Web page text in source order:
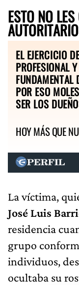
ESTO NO
EL EJERCICIO
PROFESIONAL
FUNDAMENTAL
POR ESO
SER LOS
HOY MÁS QUE
La víctima,
José Luis
residencia
grupo
individuos,
ocultaba su